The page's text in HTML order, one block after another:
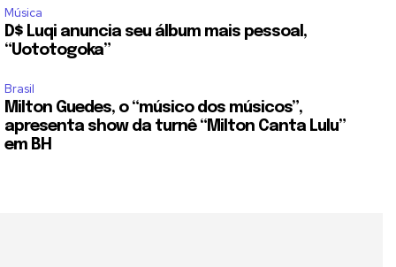
Música
D$ Luqi anuncia seu álbum mais pessoal,
“Uototogoka”
Brasil
Milton Guedes, o “músico dos músicos”,
apresenta show da turnê “Milton Canta Lulu”
em BH